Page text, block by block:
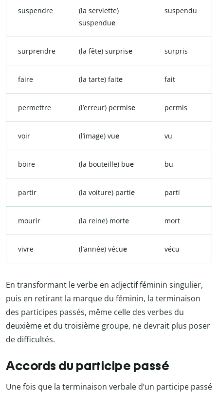
suspendre
(la serviette)
suspendue
suspendu
surprendre (la fête) surprise surpris
faire (la tarte) faite fait
permettre (l’erreur) permise permis
voir (l’image) vue vu
boire (la bouteille) bue bu
partir (la voiture) partie parti
mourir (la reine) morte mort
vivre (l’année) vécue vécu
En transformant le verbe en adjectif féminin singulier,
puis en retirant la marque du féminin, la terminaison
des participes passés, même celle des verbes du
deuxième et du troisième groupe, ne devrait plus poser
de difficultés.
Accords du participe passé
Une fois que la terminaison verbale d’un participe passé